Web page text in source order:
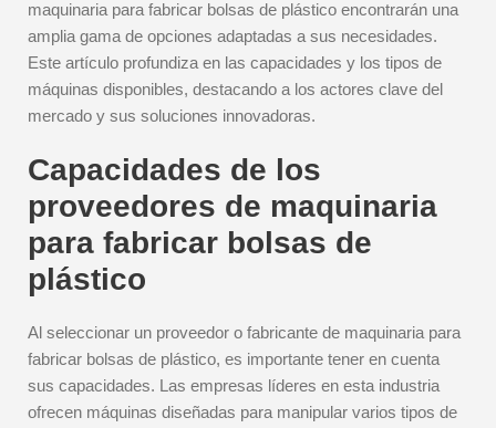
maquinaria para fabricar bolsas de plástico encontrarán una
amplia gama de opciones adaptadas a sus necesidades.
Este artículo profundiza en las capacidades y los tipos de
máquinas disponibles, destacando a los actores clave del
mercado y sus soluciones innovadoras.
Capacidades de los
proveedores de maquinaria
para fabricar bolsas de
plástico
Al seleccionar un proveedor o fabricante de maquinaria para
fabricar bolsas de plástico, es importante tener en cuenta
sus capacidades. Las empresas líderes en esta industria
ofrecen máquinas diseñadas para manipular varios tipos de